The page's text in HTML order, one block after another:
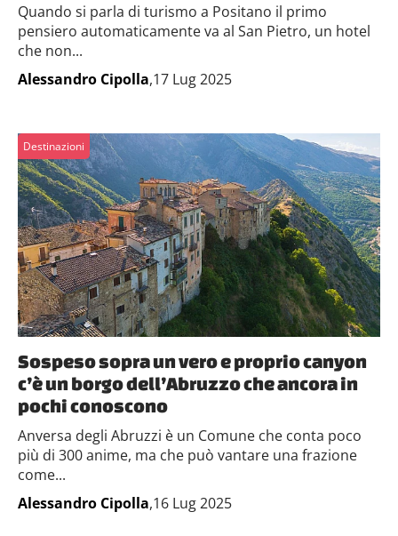
Quando si parla di turismo a Positano il primo
pensiero automaticamente va al San Pietro, un hotel
che non...
Alessandro Cipolla,17 Lug 2025
Destinazioni
Sospeso sopra un vero e proprio canyon
c’è un borgo dell’Abruzzo che ancora in
pochi conoscono
Anversa degli Abruzzi è un Comune che conta poco
più di 300 anime, ma che può vantare una frazione
come...
Alessandro Cipolla,16 Lug 2025